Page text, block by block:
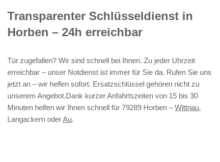
Transparenter Schlüsseldienst in
Horben – 24h erreichbar
Tür zugefallen? Wir sind schnell bei Ihnen. Zu jeder Uhrzeit
erreichbar – unser Notdienst ist immer für Sie da. Rufen Sie uns
jetzt an – wir helfen sofort. Ersatzschlüssel gehören nicht zu
unserem Angebot.Dank kurzer Anfahrtszeiten von 15 bis 30
Minuten helfen wir Ihnen schnell für 79289 Horben –Wittnau,
Langackern oderAu.